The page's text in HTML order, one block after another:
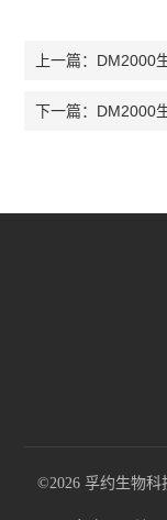
上一篇： DM2000
下一篇： DM2000
©2026 孚约生物科